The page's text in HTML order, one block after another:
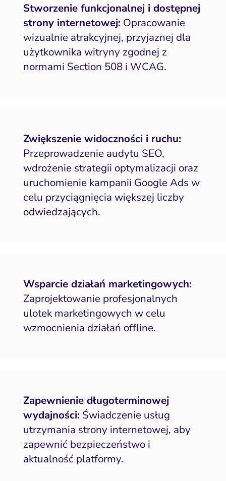
Stworzenie funkcjonalnej i dostępnej
strony internetowej: Opracowanie
wizualnie atrakcyjnej, przyjaznej dla
użytkownika witryny zgodnej z
normami Section 508 i WCAG.
Zwiększenie widoczności i ruchu:
Przeprowadzenie audytu SEO,
wdrożenie strategii optymalizacji oraz
uruchomienie kampanii Google Ads w
celu przyciągnięcia większej liczby
odwiedzających.
Wsparcie działań marketingowych:
Zaprojektowanie profesjonalnych
ulotek marketingowych w celu
wzmocnienia działań offline.
Zapewnienie długoterminowej
wydajności: Świadczenie usług
utrzymania strony internetowej, aby
zapewnić bezpieczeństwo i
aktualność platformy.